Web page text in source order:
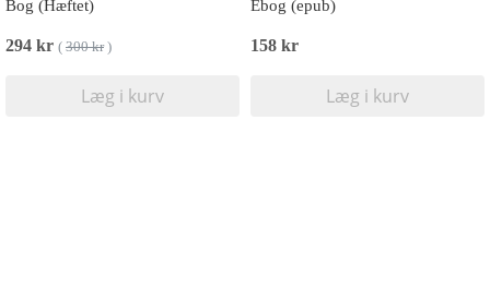
Bog (Hæftet)
294 kr ( 300 kr)
Læg i kurv
Ebog (epub)
158 kr
Læg i kurv